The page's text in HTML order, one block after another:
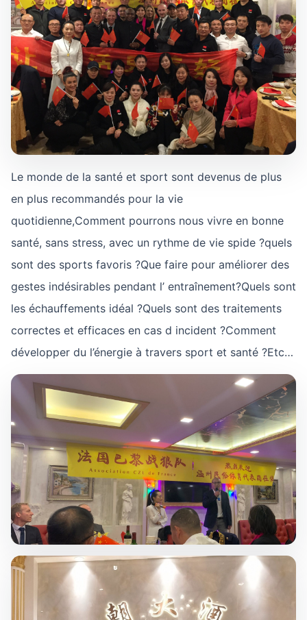
Le monde de la santé et sport sont devenus de plus
en plus recommandés pour la vie
quotidienne,Comment pourrons nous vivre en bonne
santé, sans stress, avec un rythme de vie spide ?quels
sont des sports favoris ?Que faire pour améliorer des
gestes indésirables pendant l’ entraînement?Quels sont
les échauffements idéal ?Quels sont des traitements
correctes et efficaces en cas d incident ?Comment
développer du l’énergie à travers sport et santé ?Etc…